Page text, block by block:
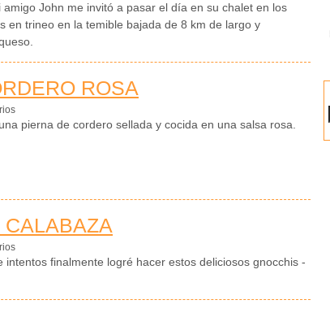
John me invitó a pasar el día en su chalet en los
en trineo en la temible bajada de 8 km de largo y
ROSA
pierna de cordero sellada y cocida en una salsa rosa.
intentos finalmente logré hacer estos deliciosos gnocchis -